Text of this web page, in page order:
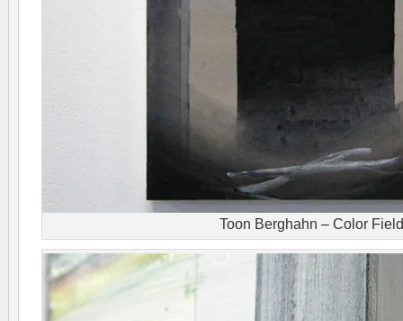
Toon Berghahn – Color